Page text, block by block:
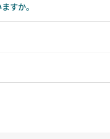
すか。